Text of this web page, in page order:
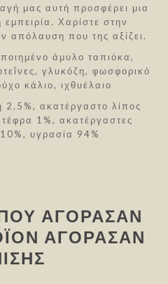
μας αυτή προσφέρει μια
εμπειρία. Χαρίστε στην
απόλαυση που της αξίζει.
άμυλο ταπιόκα,
γλυκόζη, φωσφορικό
κάλιο, ιχθυέλαιο
2,5%, ακατέργαστο λίπος
1%, ακατέργαστες
υγρασία 94%
ΑΓΌΡΑΣΑΝ
ΑΓΌΡΑΣΑΝ